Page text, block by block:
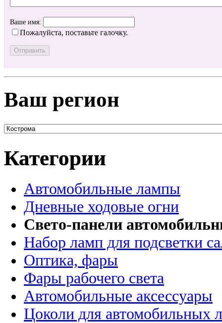
Ваше имя:
Пожалуйста, поставьте галочку.
Ваш регион
Категории
Автомобильные лампы
Дневные ходовые огни
Свето-панели
Набор ламп для подсветки
Оптика, фары
Фары рабочего света
Автомобильные аксессуары
Цоколи для автомобильных